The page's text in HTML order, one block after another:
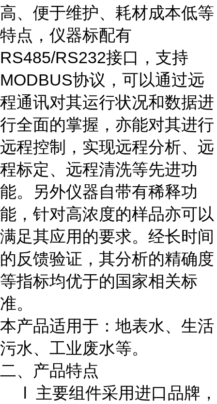
高、便于维护、耗材成本低等
特点，仪器标配有
RS485/RS232接口，支持
MODBUS协议，可以通过远
程通讯对其运行状况和数据进
行全面的掌握，亦能对其进行
远程控制，实现远程分析、远
程标定、远程清洗等先进功
能。另外仪器自带有稀释功
能，针对高浓度的样品亦可以
满足其应用的要求。经长时间
的反馈验证，其分析的精确度
等指标均优于的国家相关标
准。
本产品适用于：地表水、生活
污水、工业废水等。
二、产品特点
l 主要组件采用进口品牌，